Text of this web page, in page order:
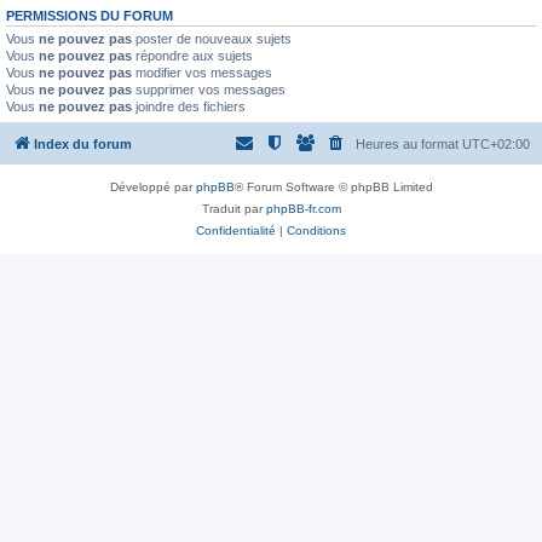
PERMISSIONS DU FORUM
Vous ne pouvez pas poster de nouveaux sujets
Vous ne pouvez pas répondre aux sujets
Vous ne pouvez pas modifier vos messages
Vous ne pouvez pas supprimer vos messages
Vous ne pouvez pas joindre des fichiers
Index du forum Heures au format UTC+02:00
Développé parphpBB® Forum Software © phpBB Limited
Traduit parphpBB-fr.com
Confidentialité | Conditions